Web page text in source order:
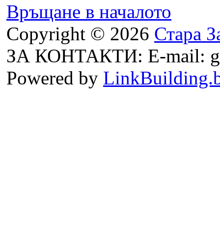
Връщане в началото
Copyright © 2026 Стара
ЗА КОНТАКТИ: E-mail:
Powered by